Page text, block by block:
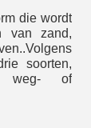
die wordt
van zand,
soorten,
weg- of